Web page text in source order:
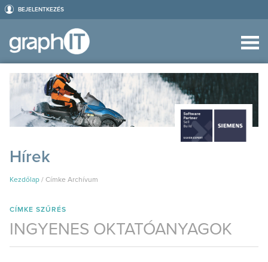
BEJELENTKEZÉS
Hírek
Kezdőlap / Címke Archívum
CÍMKE SZŰRÉS
INGYENES OKTATÓANYAGOK